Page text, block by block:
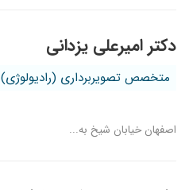
دکتر امیرعلی یزدانی
متخصص تصویربرداری (رادیولوژی)
اصفهان خیابان شیخ به...